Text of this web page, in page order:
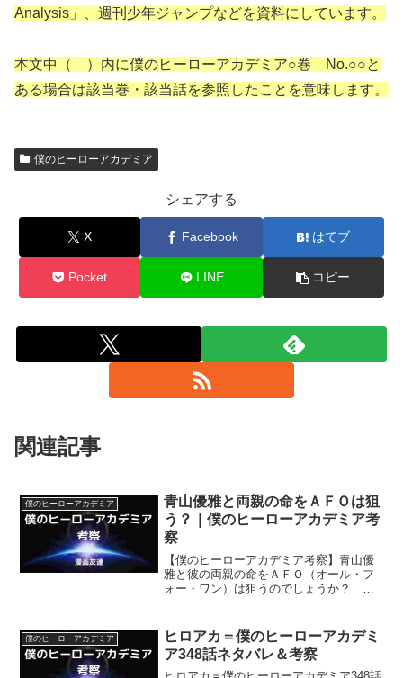
Analysis」、週刊少年ジャンプなどを資料にしています。
本文中（ ）内に僕のヒーローアカデミア○巻 No.○○と
ある場合は該当巻・該当話を参照したことを意味します。
僕のヒーローアカデミア
シェアする
X Facebook はてブ
Pocket LINE コピー
関連記事
僕のヒーローアカデミア
青山優雅と両親の命をＡＦＯは狙
う？｜僕のヒーローアカデミア考
察
【僕のヒーローアカデミア考察】青山優
雅と彼の両親の命をＡＦＯ（オール・フ
ォー・ワン）は狙うのでしょうか？ そ
をＡＦＯが狙うことはないのでしょう
か？
僕のヒーローアカデミア
ヒロアカ＝僕のヒーローアカデミ
ア348話ネタバレ＆考察